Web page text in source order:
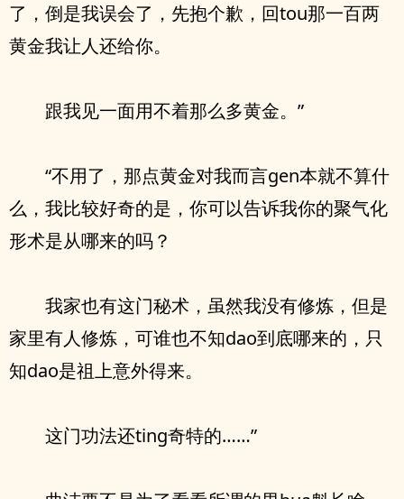
了，倒是我误会了，先抱个歉，回tou那一百两
黄金我让人还给你。
跟我见一面用不着那么多黄金。”
“不用了，那点黄金对我而言gen本就不算什
么，我比较好奇的是，你可以告诉我你的聚气化
形术是从哪来的吗？
我家也有这门秘术，虽然我没有修炼，但是
家里有人修炼，可谁也不知dao到底哪来的，只
知dao是祖上意外得来。
这门功法还ting奇特的……”